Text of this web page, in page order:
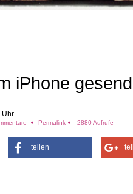
iPhone
Uhr
Permalink 2880 Aufrufe
teilen